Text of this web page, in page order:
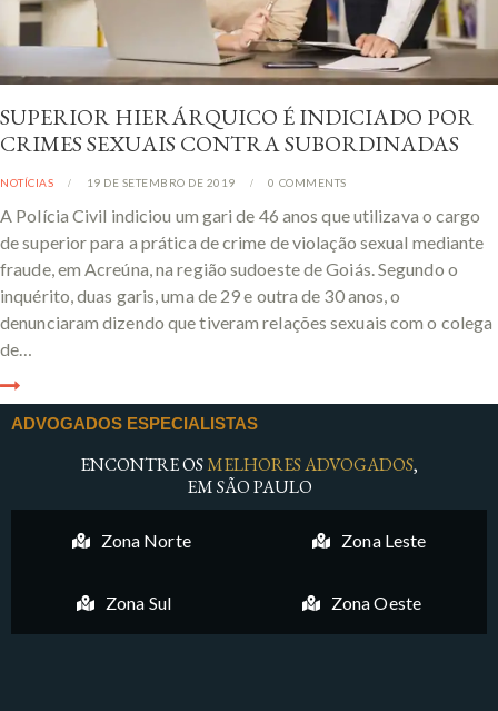
SUPERIOR HIERÁRQUICO É INDICIADO POR
CRIMES SEXUAIS CONTRA SUBORDINADAS
NOTÍCIAS 19 DE SETEMBRO DE 2019 0 COMMENTS
A Polícia Civil indiciou um gari de 46 anos que utilizava o cargo
de superior para a prática de crime de violação sexual mediante
fraude, em Acreúna, na região sudoeste de Goiás. Segundo o
inquérito, duas garis, uma de 29 e outra de 30 anos, o
denunciaram dizendo que tiveram relações sexuais com o colega
de…
ADVOGADOS ESPECIALISTAS
ENCONTRE OSMELHORES ADVOGADOS,
EM SÃO PAULO
Zona Norte Zona Leste
Zona Sul Zona Oeste